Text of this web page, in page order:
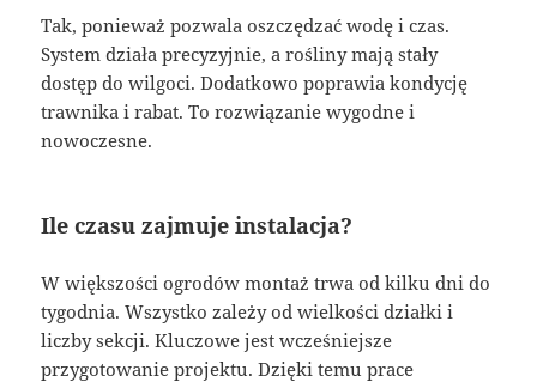
Tak, ponieważ pozwala oszczędzać wodę i czas.
System działa precyzyjnie, a rośliny mają stały
dostęp do wilgoci. Dodatkowo poprawia kondycję
trawnika i rabat. To rozwiązanie wygodne i
nowoczesne.
Ile czasu zajmuje instalacja?
W większości ogrodów montaż trwa od kilku dni do
tygodnia. Wszystko zależy od wielkości działki i
liczby sekcji. Kluczowe jest wcześniejsze
przygotowanie projektu. Dzięki temu prace